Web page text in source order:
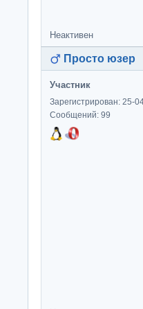
Неактивен
Просто юзер
Участник
Зарегистрирован: 25-
Сообщений: 99